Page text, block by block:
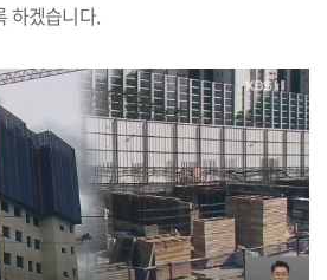
하겠습니다.